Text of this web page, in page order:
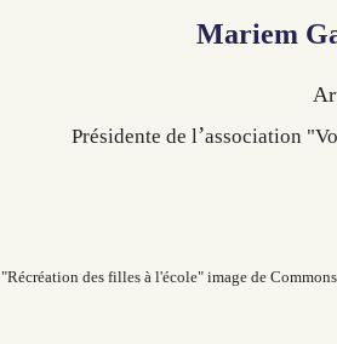
Mariem
Présidente de l’association
"Récréation des filles à l'école" image de